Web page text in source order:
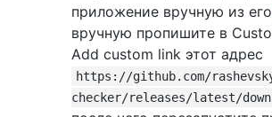
приложение вручную из его
вручную пропишите в
Add custom link этот адрес
https://github.com/
checker/releases/latest/